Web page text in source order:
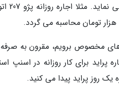
مخصوص برویم، مقرون به
عنوان اجاره پراید برای کار روزانه